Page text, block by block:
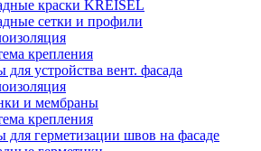
краски KREISEL
сетки и профили
крепления
устройства вент. фасада
и мембраны
крепления
для герметизации швов на фасаде